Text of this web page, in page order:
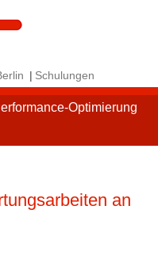
Schulungen
Optimierung
an